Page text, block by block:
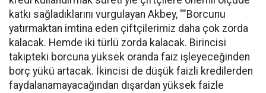
katkı sağladıklarını vurgulayan Akbey, ""Borcunu
yatırmaktan imtina eden çiftçilerimiz daha çok zorda
kalacak. Hemde iki türlü zorda kalacak. Birincisi
takipteki borcuna yüksek oranda faiz işleyeceğinden
borç yükü artacak. İkincisi de düşük faizli kredilerden
faydalanamayacağından dışardan yüksek faizle